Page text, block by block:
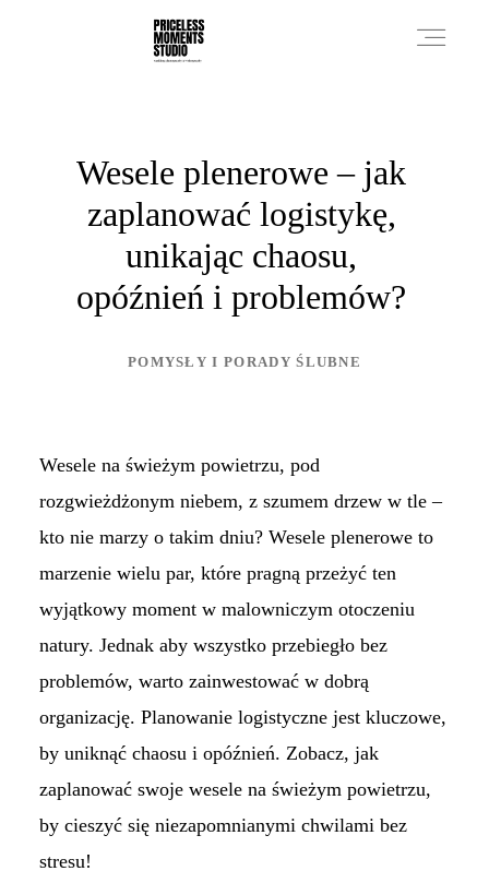
Wesele plenerowe – jak
zaplanować logistykę,
unikając chaosu,
opóźnień i problemów?
POMYSŁY I PORADY ŚLUBNE
Wesele na świeżym powietrzu, pod
rozgwieżdżonym niebem, z szumem drzew w tle –
kto nie marzy o takim dniu? Wesele plenerowe to
marzenie wielu par, które pragną przeżyć ten
wyjątkowy moment w malowniczym otoczeniu
natury. Jednak aby wszystko przebiegło bez
problemów, warto zainwestować w dobrą
organizację. Planowanie logistyczne jest kluczowe,
by uniknąć chaosu i opóźnień. Zobacz, jak
zaplanować swoje wesele na świeżym powietrzu,
by cieszyć się niezapomnianymi chwilami bez
stresu!
PHOTO WORKS
VIDEO WORKS